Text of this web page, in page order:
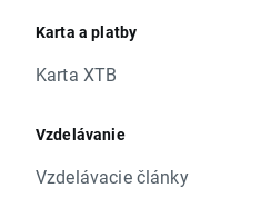
Karta a platby
Karta XTB
Vzdelávanie
Vzdelávacie články